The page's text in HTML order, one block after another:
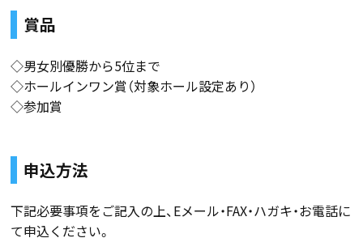
賞品
◇男女別優勝から5位まで
◇ホールインワン賞（対象ホール設定あり）
◇参加賞
申込方法
下記必要事項をご記入の上、Eメール・FAX・ハガキ・お電話に
て申込ください。